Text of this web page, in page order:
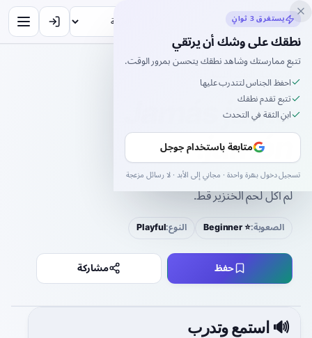
Inklingo
الإسبانية › ألعاب اللسان ›
Jamás jamé jamón.
Jamás jamé
jamón.
ja-MÁS ja-MÉ ja-MÓN
لم آكل لحم الخنزير قط.
الصعوبة:⭐ Beginner النوع:Playful
حفظ مشاركة
🔊 استمع وتدرب
يستغرق 3 ثوانٍ
نطقك على وشك أن يرتقي
تتبع ممارستك وشاهد نطقك يتحسن بمرور الوقت.
احفظ الجناس لتتدرب عليها
تتبع تقدم نطقك
ابنِ الثقة في التحدث
متابعة باستخدام جوجل
تسجيل دخول بنقرة واحدة · مجاني إلى الأبد · لا رسائل مزعجة